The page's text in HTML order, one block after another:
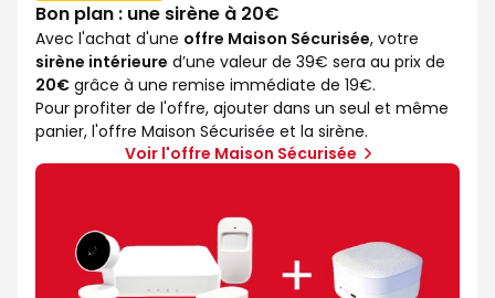
Bon plan : une sirène à 20€
Avec l'achat d'une offre Maison Sécurisée, votre
sirène intérieure d’une valeur de 39€ sera au prix de
20€ grâce à une remise immédiate de 19€.
Pour profiter de l'offre, ajouter dans un seul et même
panier, l'offre Maison Sécurisée et la sirène.
Voir l'offre Maison Sécurisée